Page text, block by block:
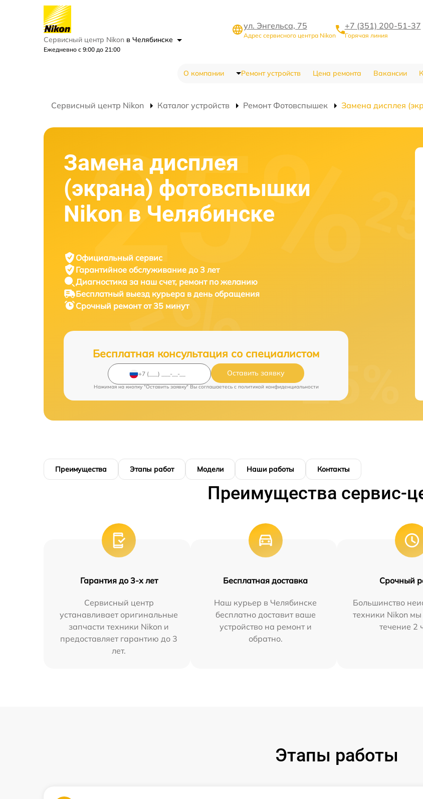
Сервисный центр Nikon в Челябинске
Ежедневно с 9:00 до 21:00
ул. Энгельса, 75
Адрес сервисного центра Nikon
+7 (351) 200-51-37
Горячая линия
О компании Ремонт устройств Цена ремонта Вакансии
Сервисный центр Nikon Каталог устройств Ремонт Фотовспышек Замена дисплея
Замена дисплея
(экрана) фотовспышки
Nikon в Челябинске
Официальный сервис
Гарантийное обслуживание до 3 лет
Диагностика за наш счет, ремонт по желанию
Бесплатный выезд курьера в день обращения
Срочный ремонтот 35 минут
Бесплатная консультация со специалистом
Оставить заявку
Нажимая на кнопку "Оставить заявку" Вы соглашаетесь c политикой конфиденциальности
Преимущества Этапы работ Модели Наши работы Контакты
Преимущества сервис-
Гарантия до 3-х лет
Сервисный центр
устанавливает оригинальные
запчасти техники Nikon и
предоставляет гарантию до 3
лет.
Бесплатная доставка
Наш курьер в Челябинске
бесплатно доставит ваше
устройство на ремонт и
обратно.
Срочный
Большинство
техники Nikon
течение 2
Этапы работы